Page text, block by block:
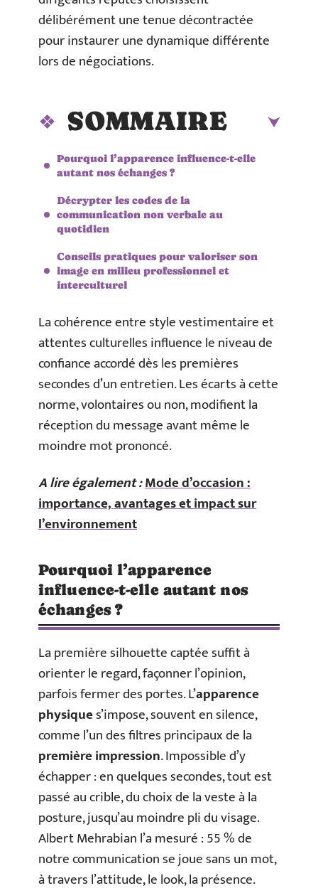
délibérément une tenue décontractée
pour instaurer une dynamique différente
lors de négociations.
SOMMAIRE
Pourquoi l’apparence influence-t-elle
autant nos échanges ?
Décrypter les codes de la
communication non verbale au
quotidien
Conseils pratiques pour valoriser son
image en milieu professionnel et
interculturel
La cohérence entre style vestimentaire et
attentes culturelles influence le niveau de
confiance accordé dès les premières
secondes d’un entretien. Les écarts à cette
norme, volontaires ou non, modifient la
réception du message avant même le
moindre mot prononcé.
A lire également :Mode d’occasion :
importance, avantages et impact sur
l’environnement
Pourquoi l’apparence
influence-t-elle autant nos
échanges ?
La première silhouette captée suffit à
orienter le regard, façonner l’opinion,
parfois fermer des portes. L’apparence
physiques’impose, souvent en silence,
comme l’un des filtres principaux de la
première impression. Impossible d’y
échapper : en quelques secondes, tout est
passé au crible, du choix de la veste à la
posture, jusqu’au moindre pli du visage.
Albert Mehrabian l’a mesuré : 55 % de
notre communication se joue sans un mot,
à travers l’attitude, le look, la présence.